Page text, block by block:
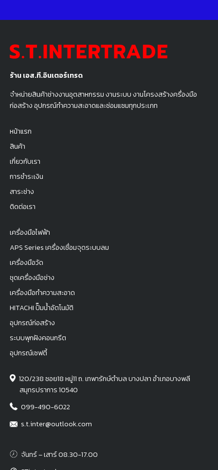
ร้าน เอส.ที.อินเตอร์เทรด
จำหน่ายสินค้าช่างงานอุตสาหกรรม งานระบบ งานโครงสร้างครื่องมือ
ก่อสร้าง อุปกรณ์ทำความสะอาดและซ่อมแซมทุกประเภท
หน้าแรก
สินค้า
เกี่ยวกับเรา
การชำระเงิน
สาระช่าง
ติดต่อเรา
เครื่องมือไฟฟ้า
APS Series เครื่องเชื่อมจุดระบบลม
เครื่องมือวัด
ชุดเครื่องมือช่าง
เครื่องมือทำความสะอาด
HITACHI ปั๊มน้ำอัตโนมัติ
อุปกรณ์ก่อสร้าง
ระบบพุกฝังคอนกรีต
อุปกรณ์เซฟตี้
120/238 ซอย18 หมู่11 ถ. เทพารักษ์ตำบล บางปลา อำเภอบางพลี
สมุทรปราการ 10540
099-490-6022
s.t.inter@outlook.com
จันทร์ – เสาร์ 08.30-17.00